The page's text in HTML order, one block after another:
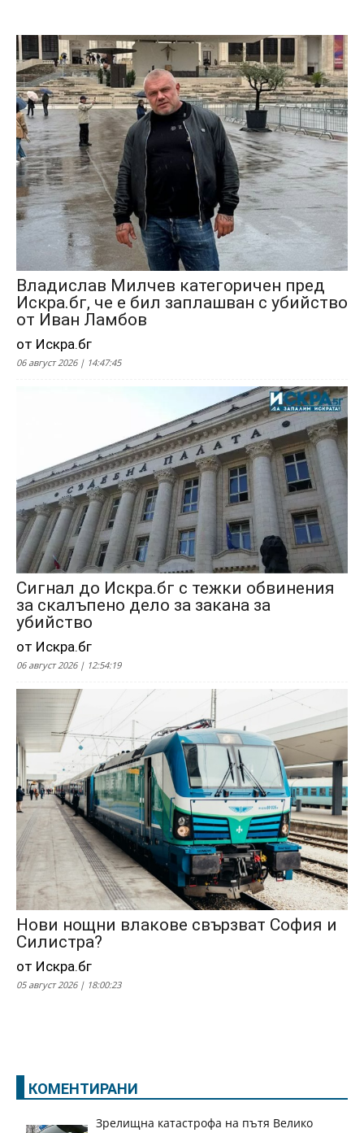
Владислав Милчев категоричен пред
Искра.бг, че е бил заплашван с убийство
от Иван Ламбов
от Искра.бг
06 август 2026 | 14:47:45
Сигнал до Искра.бг с тежки обвинения
за скалъпено дело за закана за
убийство
от Искра.бг
06 август 2026 | 12:54:19
Нови нощни влакове свързват София и
Силистра?
от Искра.бг
05 август 2026 | 18:00:23
КОМЕНТИРАНИ
Зрелищна катастрофа на пътя Велико